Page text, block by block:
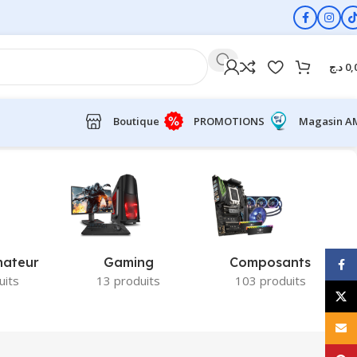
د.ج
Boutique PROMOTIONS Magasin
Gaming
13 produits
Composants
103 produits
E-